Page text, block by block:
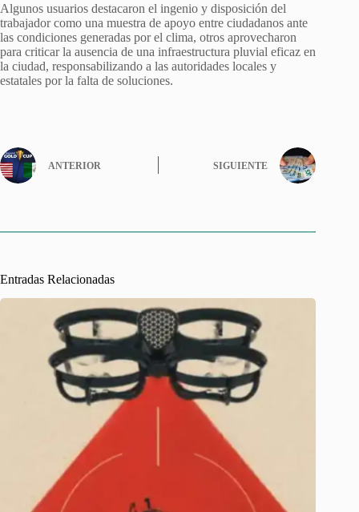
Algunos usuarios destacaron el ingenio y disposición del
trabajador como una muestra de apoyo entre ciudadanos ante
las condiciones generadas por el clima, otros aprovecharon
para criticar la ausencia de una infraestructura pluvial eficaz en
la ciudad, responsabilizando a las autoridades locales y
estatales por la falta de soluciones.
ANTERIOR SIGUIENTE
Entradas Relacionadas